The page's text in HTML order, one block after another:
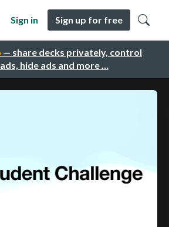
— share decks privately, control
hide ads and more …
Sign in Sign up for free